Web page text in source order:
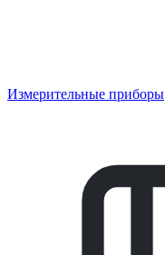
Измерительные приборы